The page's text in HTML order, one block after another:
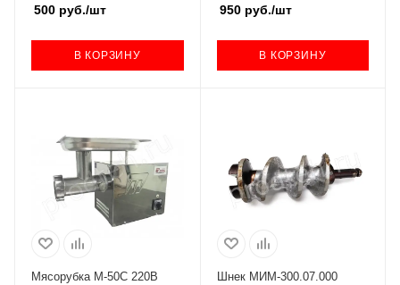
500 руб./шт
В КОРЗИНУ
950руб./шт
В КОРЗИНУ
Мясорубка М-50С 220В
Шнек МИМ-300.07.000